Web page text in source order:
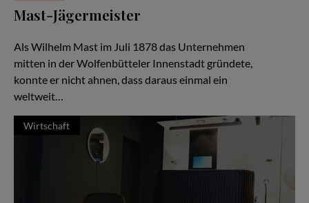
Mast-Jägermeister
Als Wilhelm Mast im Juli 1878 das Unternehmen
mitten in der Wolfenbütteler Innenstadt gründete,
konnte er nicht ahnen, dass daraus einmal ein
weltweit…
Wirtschaft